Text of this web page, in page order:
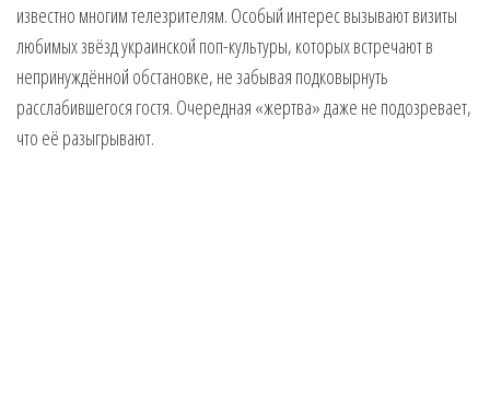
известно многим телезрителям. Особый интерес вызывают визиты
любимых звёзд украинской поп-культуры, которых встречают в
непринуждённой обстановке, не забывая подковырнуть
расслабившегося гостя. Очередная «жертва» даже не подозревает,
что её разыгрывают.